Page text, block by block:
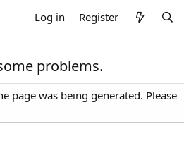
Log in Register
problems.
page was being generated. Please